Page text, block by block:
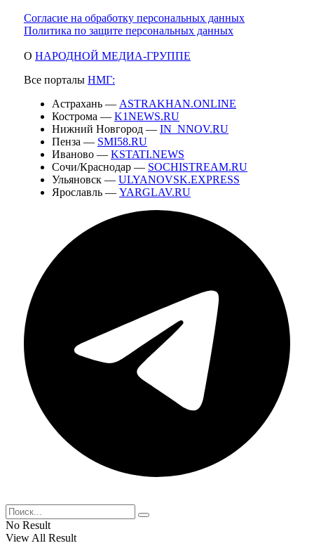
Согласие на обработку персональных данных
Политика по защите персональных данных
О НАРОДНОЙ МЕДИА-ГРУППЕ
Все порталы НМГ:
Астрахань — ASTRAKHAN.ONLINE
Кострома — K1NEWS.RU
Нижний Новгород — IN_NNOV.RU
Пенза — SMI58.RU
Иваново — KSTATI.NEWS
Сочи/Краснодар — SOCHISTREAM.RU
Ульяновск — ULYANOVSK.EXPRESS
Ярославль — YARGLAV.RU
No Result
View All Result